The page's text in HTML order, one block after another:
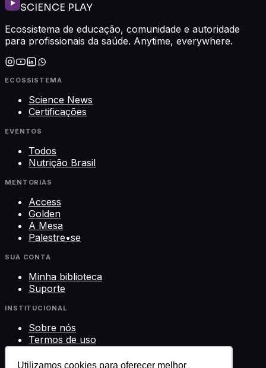
Utilizamos cookies para oferecer melhor
SCIENCE PLAY
Ecossistema de educação, comunidade e autoridade
para profissionais da saúde. Anytime, everywhere.
ECOSSISTEMA
Science News
Certificações
EVENTOS
Todos
Nutrição Brasil
MENTORIAS
Access
Golden
A Mesa
Palestre•se
SUA CONTA
Minha biblioteca
Suporte
INSTITUCIONAL
Sobre nós
Termos de uso
Privacidade
Contato